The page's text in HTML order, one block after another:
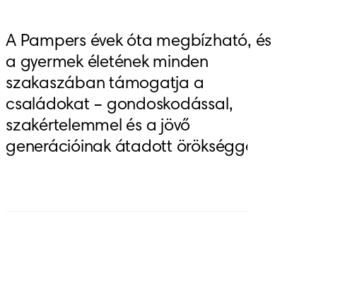
A Pampers évek óta megbízható, és
a gyermek életének minden
szakaszában támogatja a
családokat – gondoskodással,
szakértelemmel és a jövő
generációinak átadott örökséggel.